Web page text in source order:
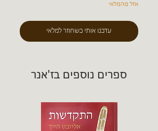
אזל מהמלאי
עדכנו אותי כשחוזר למלאי
ספרים נוספים בז'אנר